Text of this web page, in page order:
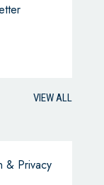
VIEW ALL
& Privacy